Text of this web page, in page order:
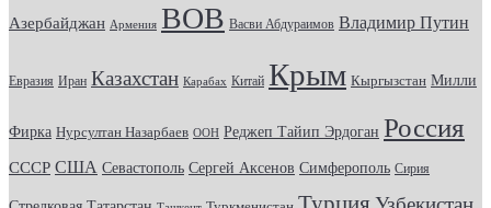
Азербайджан Армения ВОВ Васви Абдураимов Владимир Путин
Евразия Иран Казахстан Карабах Китай Крым Кыргызстан Милли
Фирка Нурсултан Назарбаев ООН Реджеп Тайип Эрдоган Россия
СССР США Севастополь Сергей Аксенов Симферополь Сирия